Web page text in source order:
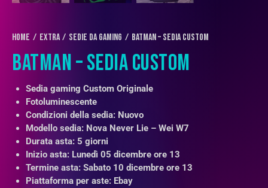
Home EXTRA Sedie da Gaming Batman – Sedia Custom
BATMAN – SEDIA CUSTOM
Sedia gaming Custom Originale
Fotoluminescente
Condizioni della sedia: Nuovo
Modello sedia: Nova Never Lie – Wei W7
Durata asta: 5 giorni
Inizio asta: Lunedì 05 dicembre ore 13
Termine asta: Sabato 10 dicembre ore 13
Piattaforma per aste: Ebay